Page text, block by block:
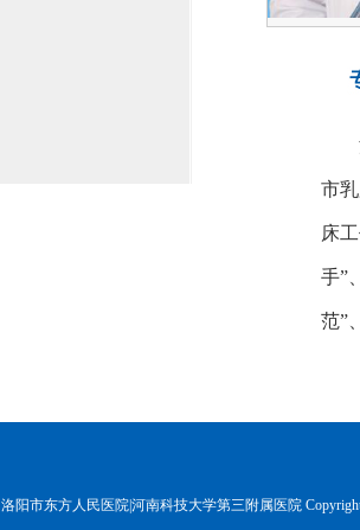
洛
市
床
手”
范”
洛阳市东方人民医院|河南科技大学第三附属医院